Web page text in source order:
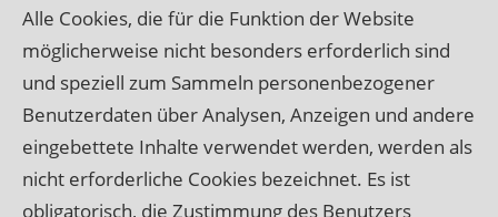
Alle Cookies, die für die Funktion der Website
möglicherweise nicht besonders erforderlich sind
und speziell zum Sammeln personenbezogener
Benutzerdaten über Analysen, Anzeigen und andere
eingebettete Inhalte verwendet werden, werden als
nicht erforderliche Cookies bezeichnet. Es ist
obligatorisch, die Zustimmung des Benutzers